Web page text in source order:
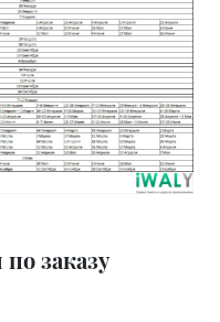
заказу